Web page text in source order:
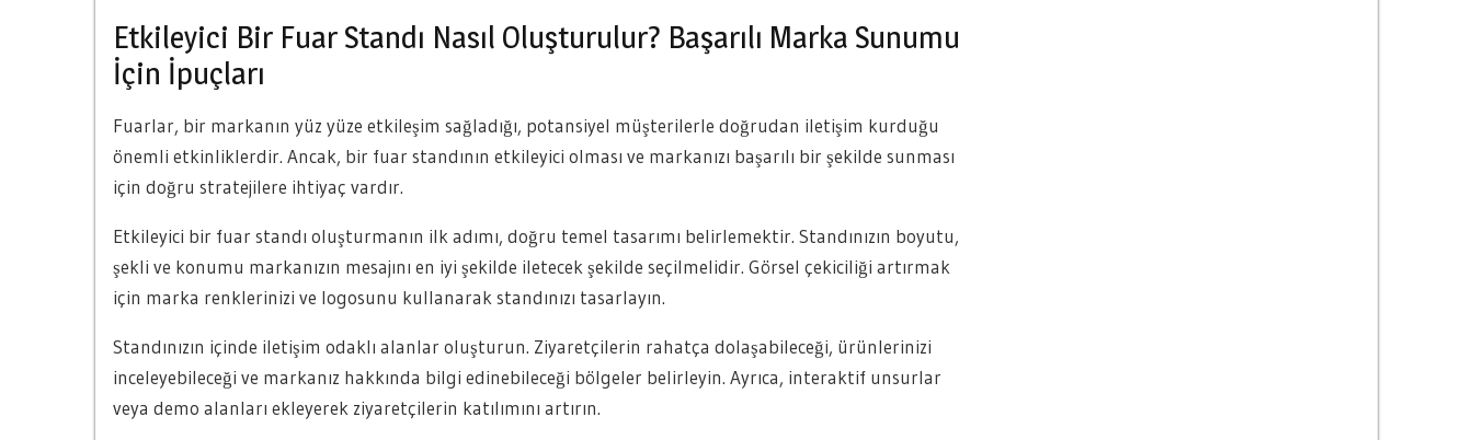
Etkileyici Bir Fuar Standı Nasıl Oluşturulur? Başarılı Marka Sunumu
İçin İpuçları
Fuarlar, bir markanın yüz yüze etkileşim sağladığı, potansiyel müşterilerle doğrudan iletişim kurduğu
önemli etkinliklerdir. Ancak, bir fuar standının etkileyici olması ve markanızı başarılı bir şekilde sunması
için doğru stratejilere ihtiyaç vardır.
Etkileyici bir fuar standı oluşturmanın ilk adımı, doğru temel tasarımı belirlemektir. Standınızın boyutu,
şekli ve konumu markanızın mesajını en iyi şekilde iletecek şekilde seçilmelidir. Görsel çekiciliği artırmak
için marka renklerinizi ve logosunu kullanarak standınızı tasarlayın.
Standınızın içinde iletişim odaklı alanlar oluşturun. Ziyaretçilerin rahatça dolaşabileceği, ürünlerinizi
inceleyebileceği ve markanız hakkında bilgi edinebileceği bölgeler belirleyin. Ayrıca, interaktif unsurlar
veya demo alanları ekleyerek ziyaretçilerin katılımını artırın.